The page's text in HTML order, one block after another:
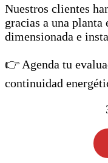
Nuestros clientes
gracias a una
dimensionada e
👉 Agenda tu
continuidad